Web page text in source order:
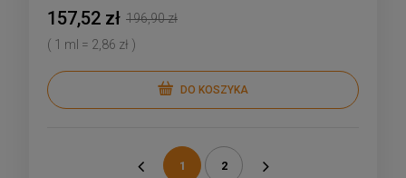
157,52 zł 196,90 zł
( 1 ml = 2,86 zł )
DO KOSZYKA
1 2